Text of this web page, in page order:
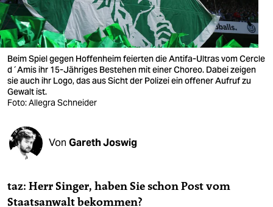
wahrheit
verlag
verlag
veranstaltungen
fragen & hilfe
abo
Beim Spiel gegen Hoffenheim feierten die Antifa-Ultras vom Cercle
d´Amis ihr 15-Jähriges Bestehen mit einer Choreo. Dabei zeigen
sie auch ihr Logo, das aus Sicht der Polizei ein offener Aufruf zu
Gewalt ist.
Foto: Allegra Schneider
Von Gareth Joswig
taz: Herr Singer, haben Sie schon Post vom
Staatsanwalt bekommen?